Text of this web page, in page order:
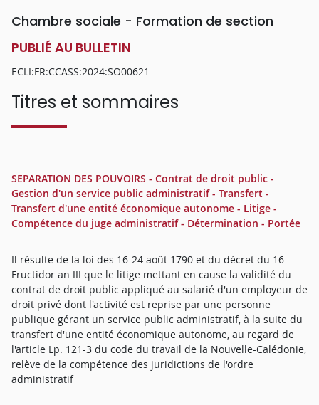
Chambre sociale - Formation de section
PUBLIÉ AU BULLETIN
ECLI:FR:CCASS:2024:SO00621
Titres et sommaires
SEPARATION DES POUVOIRS - Contrat de droit public -
Gestion d'un service public administratif - Transfert -
Transfert d'une entité économique autonome - Litige -
Compétence du juge administratif - Détermination - Portée
Il résulte de la loi des 16-24 août 1790 et du décret du 16
Fructidor an III que le litige mettant en cause la validité du
contrat de droit public appliqué au salarié d'un employeur de
droit privé dont l'activité est reprise par une personne
publique gérant un service public administratif, à la suite du
transfert d'une entité économique autonome, au regard de
l'article Lp. 121-3 du code du travail de la Nouvelle-Calédonie,
relève de la compétence des juridictions de l'ordre
administratif